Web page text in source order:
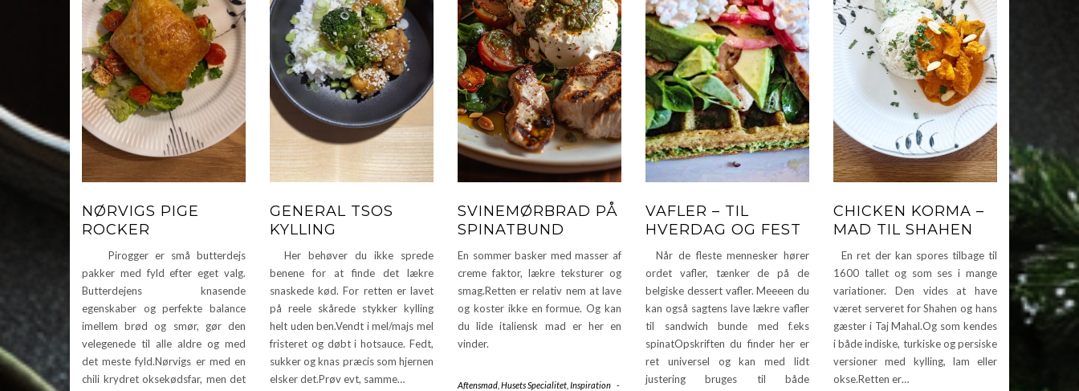
NØRVIGS PIGE
ROCKER
Pirogger er små butterdejs
pakker med fyld efter eget valg.
Butterdejens knasende
egenskaber og perfekte balance
imellem brød og smør, gør den
velegenede til alle aldre og med
det meste fyld.Nørvigs er med en
chili krydret oksekødsfar, men det
GENERAL TSOS
KYLLING
Her behøver du ikke sprede
benene for at finde det lækre
snaskede kød. For retten er lavet
på reele skårede stykker kylling
helt uden ben.Vendt i mel/majs mel
fristeret og døbt i hotsauce. Fedt,
sukker og knas præcis som hjernen
elsker det.Prøv evt, samme…
SVINEMØRBRAD PÅ
SPINATBUND
En sommer basker med masser af
creme faktor, lækre teksturer og
smag.Retten er relativ nem at lave
og koster ikke en formue. Og kan
du lide italiensk mad er her en
vinder.
Aftensmad Husets Specialitet Inspiration -
VAFLER – TIL
HVERDAG OG FEST
Når de fleste mennesker hører
ordet vafler, tænker de på de
belgiske dessert vafler. Meeeen du
kan også sagtens lave lækre vafler
til sandwich bunde med f.eks
spinatOpskriften du finder her er
ret universel og kan med lidt
justering bruges til både
CHICKEN KORMA –
MAD TIL SHAHEN
En ret der kan spores tilbage til
1600 tallet og som ses i mange
variationer. Den vides at have
været serveret for Shahen og hans
gæster i Taj Mahal.Og som kendes
i både indiske, turkiske og persiske
versioner med kylling, lam eller
okse.Retten er…